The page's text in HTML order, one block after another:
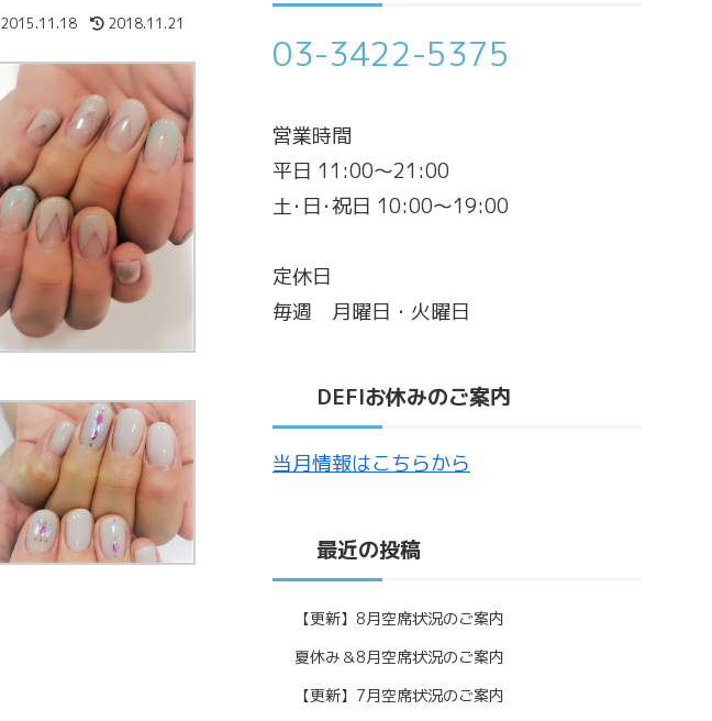
2015.11.18 2018.11.21
03-3422-5375
営業時間
平日 11:00～21:00
土･日･祝日 10:00～19:00
定休日
毎週 月曜日・火曜日
DEFIお休みのご案内
当月情報はこちらから
最近の投稿
【更新】8月空席状況のご案内
夏休み＆8月空席状況のご案内
【更新】7月空席状況のご案内